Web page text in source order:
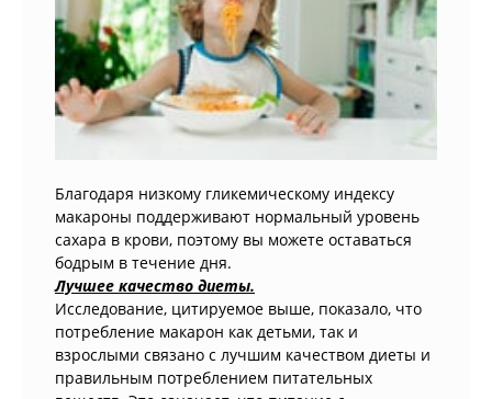
Благодаря низкому гликемическому индексу
макароны поддерживают нормальный уровень
сахара в крови, поэтому вы можете оставаться
бодрым в течение дня.
Лучшее качество диеты.
Исследование, цитируемое выше, показало, что
потребление макарон как детьми, так и
взрослыми связано с лучшим качеством диеты и
правильным потреблением питательных